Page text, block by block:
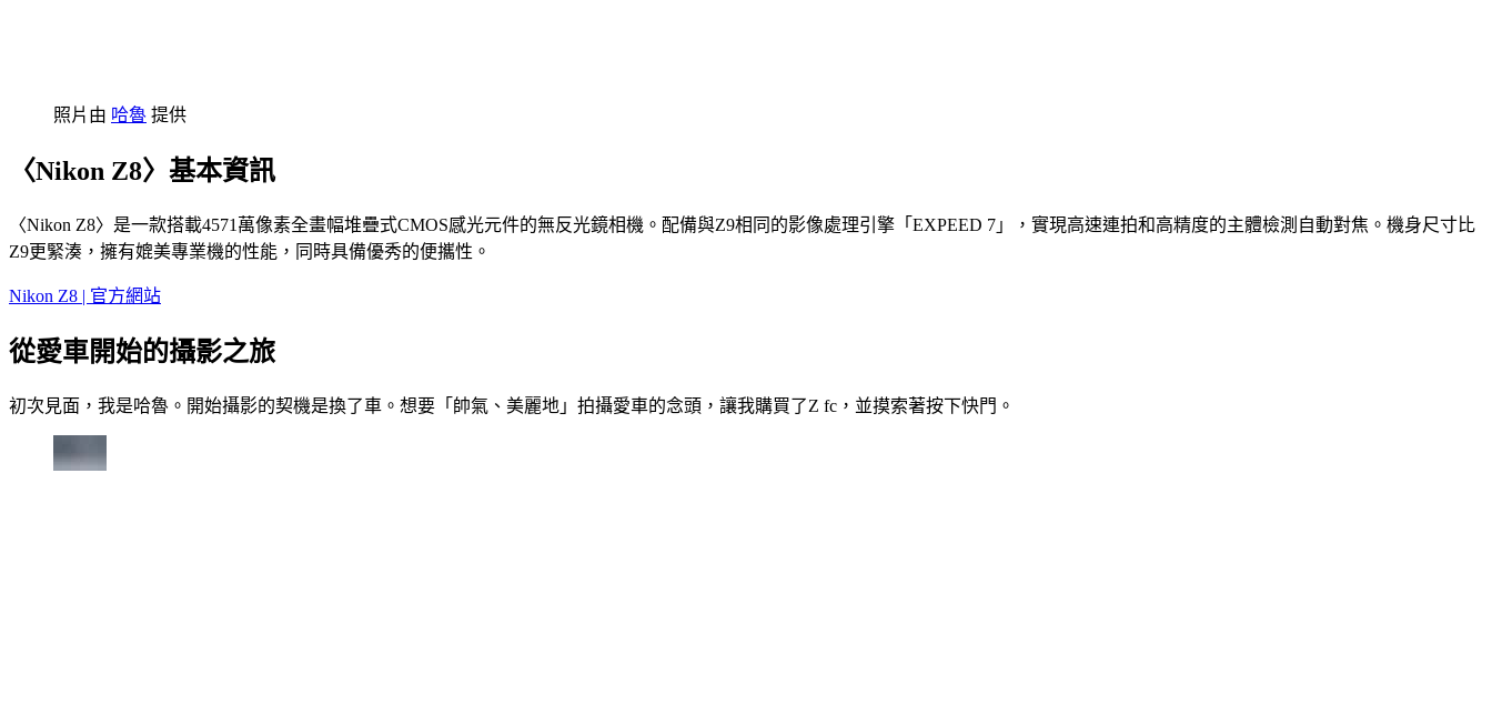
照片由 哈魯 提供
〈Nikon Z8〉基本資訊
〈Nikon Z8〉是一款搭載4571萬像素全畫幅堆疊式CMOS感光元件的無反光鏡相機。配備與Z9相同的影像處理引擎「EXPEED 7」，實現高速連拍和高精度的主體檢測自動對焦。機身尺寸比
Z9更緊湊，擁有媲美專業機的性能，同時具備優秀的便攜性。
Nikon Z8 | 官方網站
從愛車開始的攝影之旅
初次見面，我是哈魯。開始攝影的契機是換了車。想要「帥氣、美麗地」拍攝愛車的念頭，讓我購買了Z fc，並摸索著按下快門。